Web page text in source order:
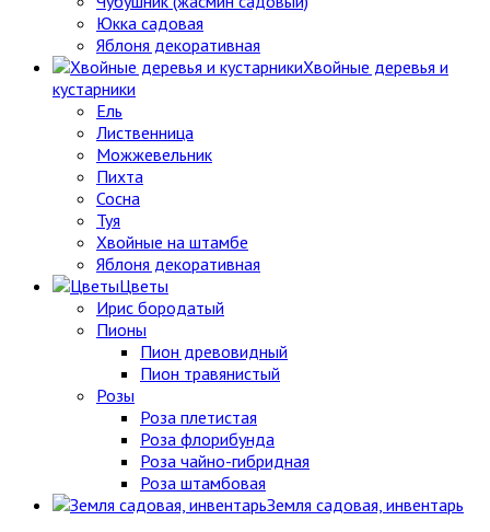
Юкка садовая
Яблоня декоративная
Хвойные деревья и
кустарники
Ель
Лиственница
Можжевельник
Пихта
Сосна
Туя
Хвойные на штамбе
Яблоня декоративная
Цветы
Ирис бородатый
Пионы
Пион древовидный
Пион травянистый
Розы
Роза плетистая
Роза флорибунда
Роза чайно-гибридная
Роза штамбовая
Земля садовая, инвентарь